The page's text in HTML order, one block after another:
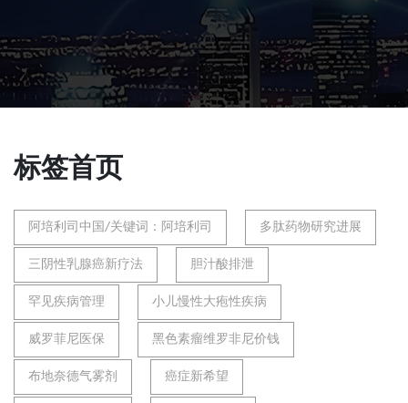
标签首页
阿培利司中国/关键词：阿培利司
多肽药物研究进展
三阴性乳腺癌新疗法
胆汁酸排泄
罕见疾病管理
小儿慢性大疱性疾病
威罗菲尼医保
黑色素瘤维罗非尼价钱
布地奈德气雾剂
癌症新希望